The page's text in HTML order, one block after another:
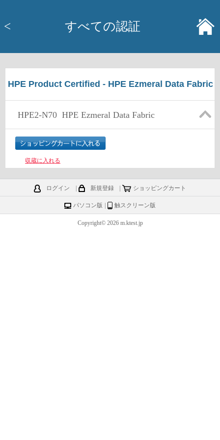
< すべての認証
HPE Product Certified - HPE Ezmeral Data Fabric
HPE2-N70 HPE Ezmeral Data Fabric
収蔵に入れる
ログイン 新規登録 ショッピングカート
パソコン版 触スクリーン版
Copyright© 2026 m.ktest.jp